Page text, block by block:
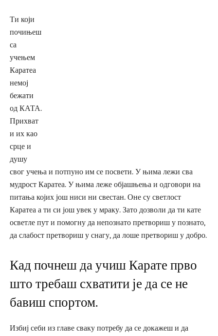
Ти који
почињеш
са
учењем
Каратеа
немој
бежати
од КАТА.
Прихват
и их као
срце и
душу
свог учења и потпуно им се посвети. У њима лежи сва
мудрост Каратеа. У њима леже објашњења и одговори на
питања којих још ниси ни свестан. Оне су светлост
Каратеа а ти си још увек у мраку. Зато дозволи да ти кате
осветле пут и помогну да непознато претвориш у познато,
да слабост претвориш у снагу, да лоше претвориш у добро.
Кад почнеш да учиш Карате прво
што требаш схватити је да се не
бавиш спортом.
Избиј себи из главе сваку потребу да се докажеш и да